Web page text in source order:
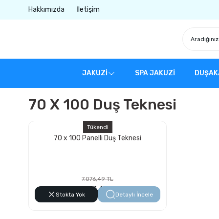
Hakkımızda İletişim
JAKUZİ SPA JAKUZİ
70 X 100 Duş Teknesi
Tükendi
70 x 100 Panelli Duş Teknesi
7.076,49 TL
4.033,60 TL
Stokta Yok Detaylı İncele